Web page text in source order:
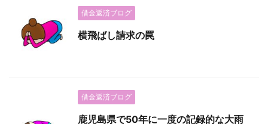
借金返済ブログ
横飛ばし請求の罠
借金返済ブログ
鹿児島県で50年に一度の記録的な大雨